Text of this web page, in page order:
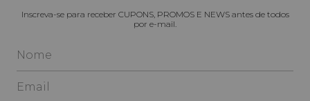
Inscreva-se para receber CUPONS, PROMOS E NEWS antes de todos
por e-mail.